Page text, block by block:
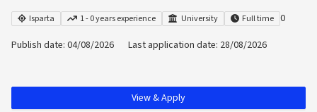
Isparta 1 - 0 years experience University Full time 0
Publish date: 04/08/2026 Last application date: 28/08/2026
View & Apply